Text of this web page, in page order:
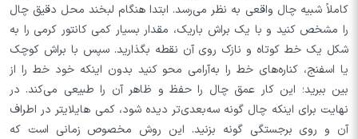
کاملاً شبیه چال واقعی به نظر می‌رسد. ابتدا هنگام لبخند محل دقیق چال
را مشخص کنید و با یک براش باریک، مقدار بسیار کمی کانتور کرمی را به
شکل یک خط کوتاه و نازک روی آن نقطه بگذارید. سپس با براش کوچک
یا اسفنج، کناره‌های خط را به‌آرامی محو کنید بدون اینکه خود خط را از
بین ببرید؛ این کار عمق چال را حفظ و ظاهر آن را طبیعی می‌کند. در
نهایت برای اینکه چال گونه سه‌بعدی‌تر دیده شود، کمی هایلایتر در اطراف
آن و روی برجستگی گونه بزنید. این روش مخصوص زمانی است که